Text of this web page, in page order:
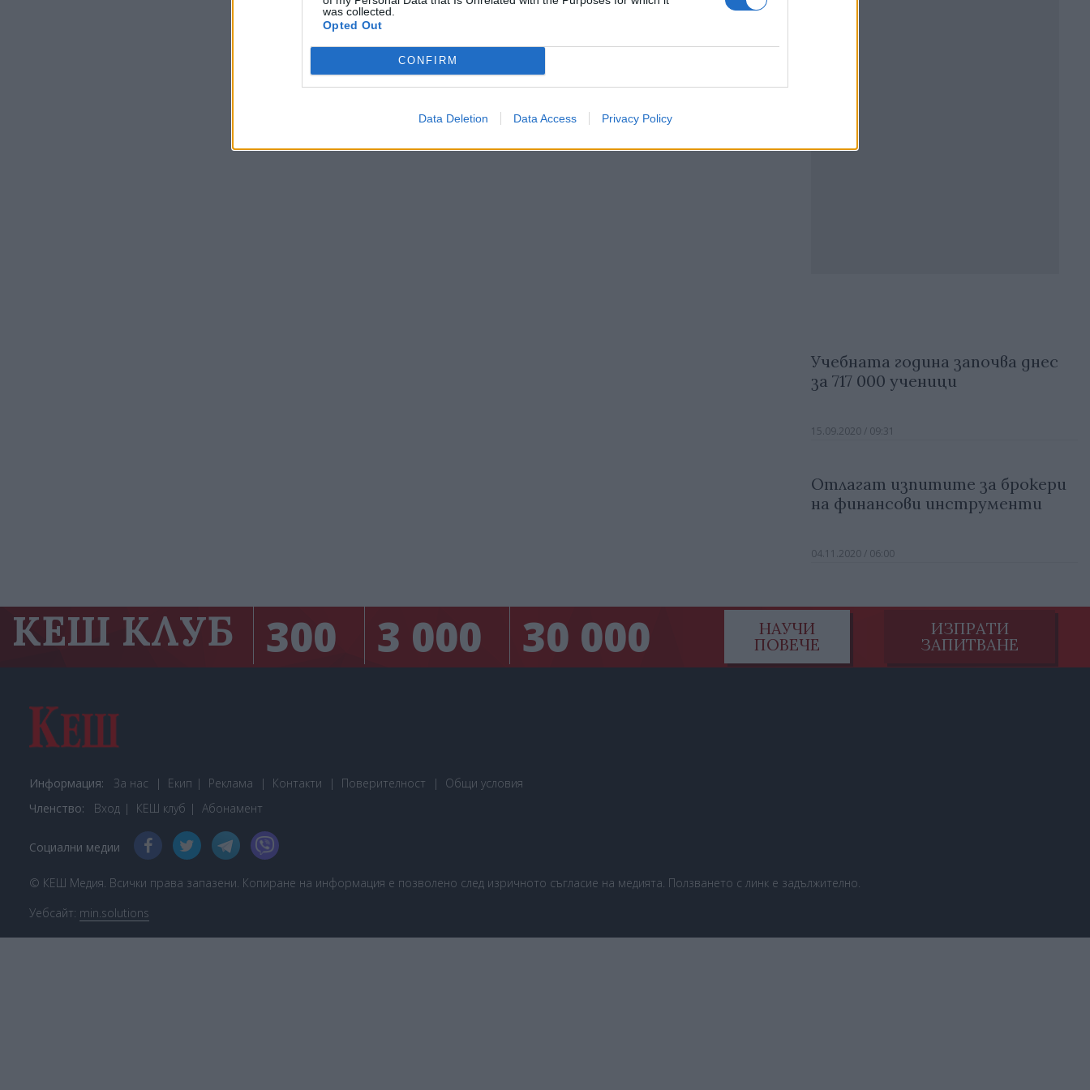
was collected.
Opted Out
CONFIRM
Data Deletion Data Access Privacy Policy
Учебната година започва днес
за 717 000 ученици
15.09.2020 / 09:31
Отлагат изпитите за брокери
на финансови инструменти
04.11.2020 / 06:00
КЕШ КЛУБ 300 3 000 30 000
НАУЧИ
ПОВЕЧЕ
ИЗПРАТИ
ЗАПИТВАНЕ
Информация: За нас Екип Реклама Контакти Поверителност
Общи условия
Членство:
Вход КЕШ клуб Абонамент
Социални медии
© КЕШ Медия. Всички права запазени. Копиране на информация е позволено след изричното съгласие на медията. Ползването с линк е задължително.
Уебсайт: min.solutions